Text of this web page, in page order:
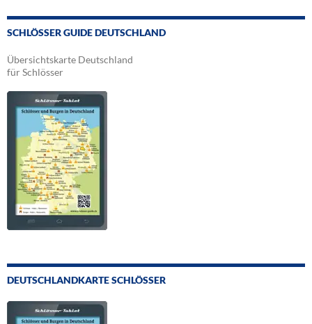
SCHLÖSSER GUIDE DEUTSCHLAND
Übersichtskarte Deutschland
für Schlösser
DEUTSCHLANDKARTE SCHLÖSSER